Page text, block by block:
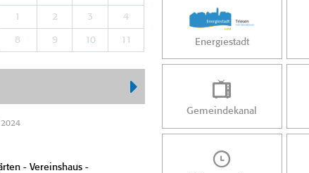
1 2 3 4
8 9 10 11
2024
- Vereinshaus -
Energiestadt
Gemeindekanal